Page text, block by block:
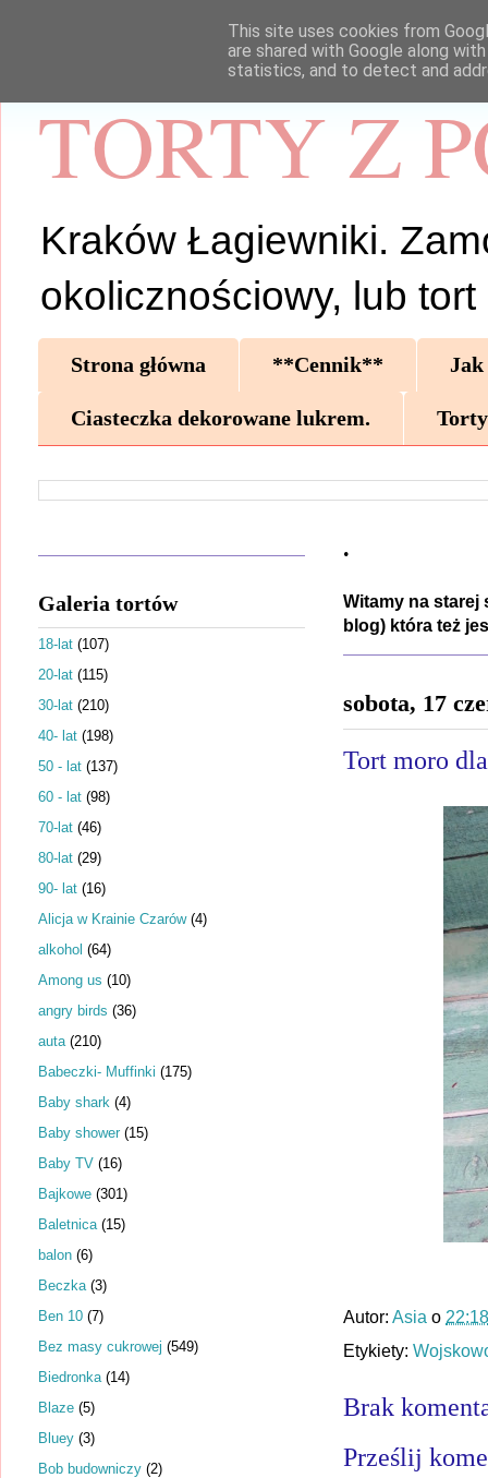
TORTY Z
Kraków Łagiewniki.
okolicznościowy, lub tort
Strona główna **Cennik** Jak
Ciasteczka dekorowane lukrem.
.
Witamy na starej
blog) która też
sobota, 17
Tort moro
Autor: Asia o 22:18
Etykiety:
Brak
Prześlij
Galeria tortów
18-lat (107)
20-lat (115)
30-lat (210)
40- lat (198)
50 - lat (137)
60 - lat (98)
70-lat (46)
80-lat (29)
90- lat (16)
Alicja w Krainie Czarów (4)
alkohol (64)
Among us (10)
angry birds (36)
auta (210)
Babeczki- Muffinki (175)
Baby shark (4)
Baby shower (15)
Baby TV (16)
Bajkowe (301)
Baletnica (15)
balon (6)
Beczka (3)
Ben 10 (7)
Bez masy cukrowej (549)
Biedronka (14)
Blaze (5)
Bluey (3)
Bob budowniczy (2)
This site uses cookies from
are shared with Google along
statistics, and to detect and